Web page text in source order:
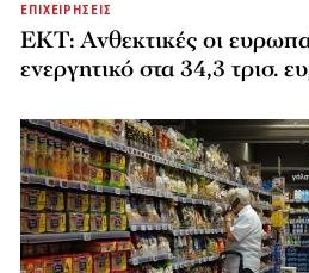
ΕΠΙΧΕΙΡΗΣΕΙΣ
ΕΚΤ: Ανθεκτικές οι
ενεργητικό στα 34,3 τρισ.